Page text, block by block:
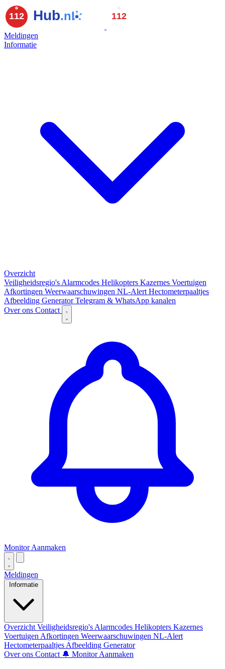
Meldingen
Informatie
Overzicht
Veiligheidsregio's Alarmcodes Helikopters Kazernes Voertuigen
Afkortingen Weerwaarschuwingen NL-Alert Hectometerpaaltjes
Afbeelding GeneratorTelegram & WhatsApp kanalen
Over ons Contact
Monitor Aanmaken
Meldingen
Informatie
Overzicht Veiligheidsregio's Alarmcodes Helikopters Kazernes
Voertuigen Afkortingen Weerwaarschuwingen NL-Alert
Hectometerpaaltjes Afbeelding Generator
Over ons Contact 🔔 Monitor Aanmaken